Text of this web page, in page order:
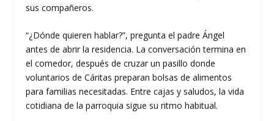
sus compañeros.
“¿Dónde quieren hablar?”, pregunta el padre Ángel
antes de abrir la residencia. La conversación termina en
el comedor, después de cruzar un pasillo donde
voluntarios de Cáritas preparan bolsas de alimentos
para familias necesitadas. Entre cajas y saludos, la vida
cotidiana de la parroquia sigue su ritmo habitual.